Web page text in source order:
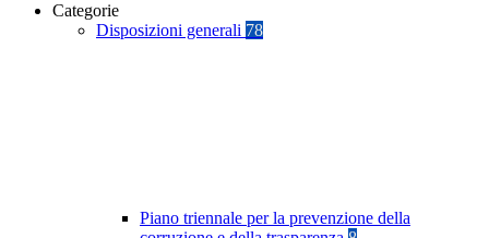
Categorie
Disposizioni generali 78
Piano triennale per la prevenzione della